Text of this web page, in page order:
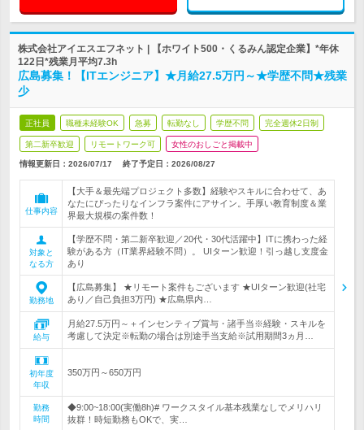
株式会社アイエスエフネット | 【ホワイト500・くるみん認定企業】*年休
122日*残業月平均7.3h
広島募集！【ITエンジニア】★月給27.5万円～★学歴不問★残業
少
正社員 職種未経験OK 急募 転勤なし 学歴不問 完全週休2日制
第二新卒歓迎 リモートワーク可 女性のおしごと掲載中
情報更新日：2026/07/17 終了予定日： 2026/08/27
仕事内容
【大手＆最先端プロジェクト多数】経験やスキルに合わせて、あ
なたにぴったりなインフラ案件にアサイン。手厚い教育制度＆業
界最大規模の案件数！
対象と
なる方
【学歴不問・第二新卒歓迎／20代・30代活躍中】ITに携わった経
験がある方（IT業界経験不問）。 UIターン歓迎！引っ越し支度金
あり
勤務地
【広島募集】 ★リモート案件もございます ★UIターン歓迎(社宅
あり／自己負担3万円) ★広島県内…
給与
月給27.5万円～＋インセンティブ賞与・諸手当※経験・スキルを
考慮して決定※転勤の場合は別途手当支給※試用期間3ヵ月…
初年度
年収
350万円～650万円
勤務
時間
◆9:00~18:00(実働8h)# ワークスタイル基本残業なしでメリハリ
抜群！時短勤務もOKで、実…